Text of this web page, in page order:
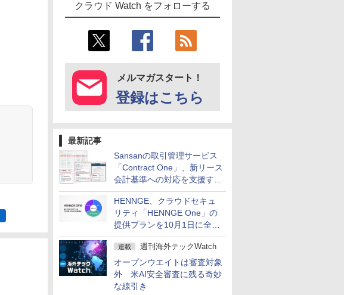
クラウド Watch をフォローする
メルマガスタート！
登録はこちら
最新記事
Sansanの取引管理サービス
「Contract One」、新リース
会計基準への対応を支援する
新機能を搭載
HENNGE、クラウドセキュ
リティ「HENNGE One」の
提供プランを10月1日に全面
刷新
連載 週刊海外テックWatch
オープンウエイトは審査対象
外 米AI安全審査に残る奇妙
な線引き